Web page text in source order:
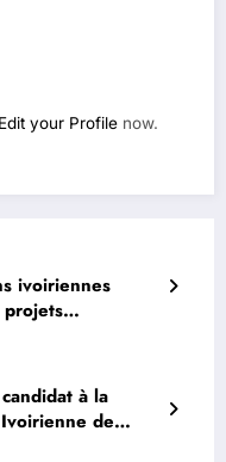
Edit your Profile now.
ivoiriennes
à la
de